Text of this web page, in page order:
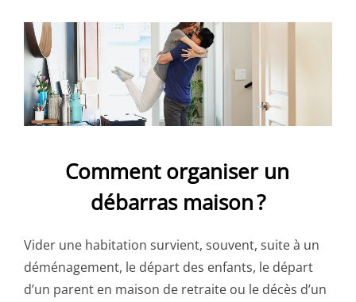
Comment organiser un
débarras maison ?
Vider une habitation survient, souvent, suite à un
déménagement, le départ des enfants, le départ
d’un parent en maison de retraite ou le décès d’un